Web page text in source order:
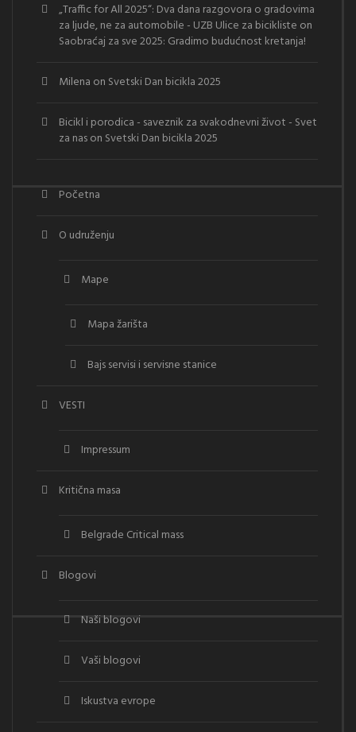
„Traffic for All 2025“: Dva dana razgovora o gradovima
za ljude, ne za automobile - UZB Ulice za bicikliste on
Saobraćaj za sve 2025: Gradimo budućnost kretanja!
Milena on Svetski Dan bicikla 2025
Bicikl i porodica - saveznik za svakodnevni život - Svet
za nason Svetski Dan bicikla 2025
Početna
O udruženju
Mape
Mapa žarišta
Bajs servisi i servisne stanice
VESTI
Impressum
Kritična masa
Belgrade Critical mass
Blogovi
Naši blogovi
Vaši blogovi
Iskustva evrope